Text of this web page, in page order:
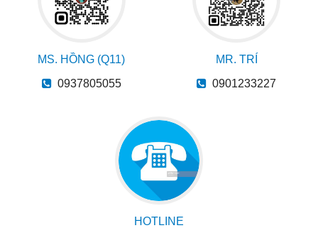
MS. HỒNG (Q11)
0937805055
MR. TRÍ
0901233227
HOTLINE